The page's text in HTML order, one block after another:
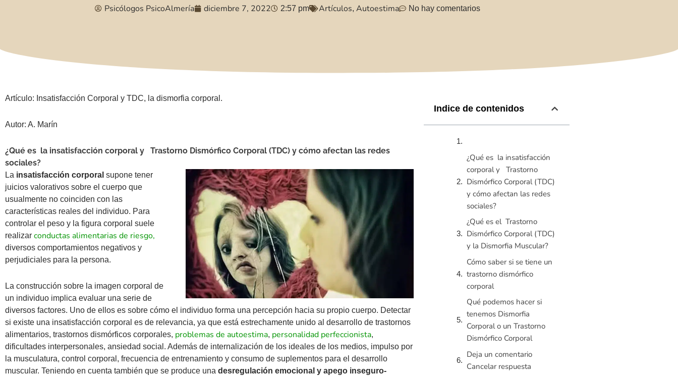
Psicólogos PsicoAlmería diciembre 7, 2022 2:57 pm Artículos, Autoestima No hay comentarios
Artículo: Insatisfacción Corporal y TDC, la dismorfia corporal.
Autor: A. Marín
¿Qué es la insatisfacción corporal y Trastorno Dismórfico Corporal (TDC) y cómo afectan las redes
sociales?
La insatisfacción corporal supone tener
juicios valorativos sobre el cuerpo que
usualmente no coinciden con las
características reales del individuo. Para
controlar el peso y la figura corporal suele
realizar conductas alimentarias de riesgo,
diversos comportamientos negativos y
perjudiciales para la persona.
La construcción sobre la imagen corporal de
un individuo implica evaluar una serie de
diversos factores. Uno de ellos es sobre cómo el individuo forma una percepción hacia su propio cuerpo. Detectar
si existe una insatisfacción corporal es de relevancia, ya que está estrechamente unido al desarrollo de trastornos
alimentarios, trastornos dismórficos corporales, problemas de autoestima, personalidad perfeccionista,
dificultades interpersonales, ansiedad social. Además de internalización de los ideales de los medios, impulso por
la musculatura, control corporal, frecuencia de entrenamiento y consumo de suplementos para el desarrollo
muscular. Teniendo en cuenta también que se produce una desregulación emocional y apego inseguro-
Indice de contenidos
¿Qué es la insatisfacción
corporal y Trastorno
Dismórfico Corporal (TDC)
y cómo afectan las redes
sociales?
¿Qué es el Trastorno
Dismórfico Corporal (TDC)
y la Dismorfia Muscular?
Cómo saber si se tiene un
trastorno dismórfico
corporal
Qué podemos hacer si
tenemos Dismorfia
Corporal o un Trastorno
Dismórfico Corporal
Deja un comentario
Cancelar respuesta